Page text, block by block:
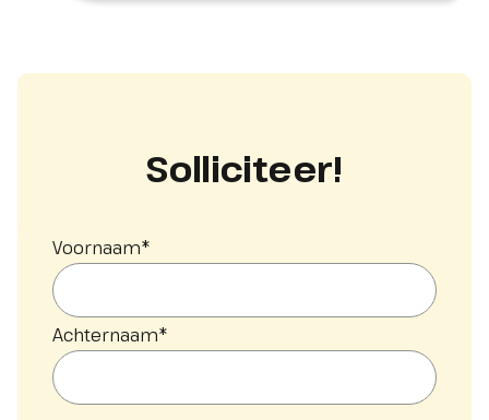
Solliciteer!
Voornaam*
Achternaam*